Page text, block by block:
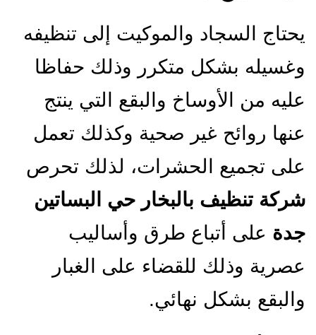
يحتاج السجاد والموكيت إلى تنظيفه
وغسيله بشكل متكرر وذلك حفاظا
عليه من الأوساخ والبقع التي ينتج
عنها روائح غير صحية وكذلك تعمل
على تجميع الحشرات، لذلك تحرص
شركة تنظيف بالبخار حي البساتين
جدة على أتباع طرق وأساليب
عصرية وذلك للقضاء على الغبار
والبقع بشكل نهائي.